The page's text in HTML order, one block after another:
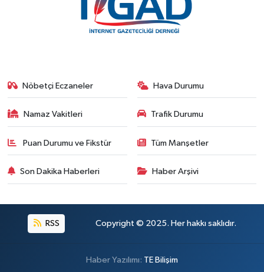
Nöbetçi Eczaneler Hava Durumu
Namaz Vakitleri Trafik Durumu
Puan Durumu ve Fikstür Tüm Manşetler
Son Dakika Haberleri Haber Arşivi
RSS Copyright © 2025. Her hakkı saklıdır.
Haber Yazılımı: TE Bilişim